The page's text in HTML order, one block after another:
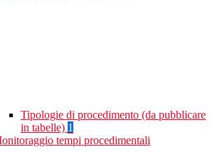
Tipologie di procedimento (da pubblicare
in tabelle) 1
tempi procedimentali